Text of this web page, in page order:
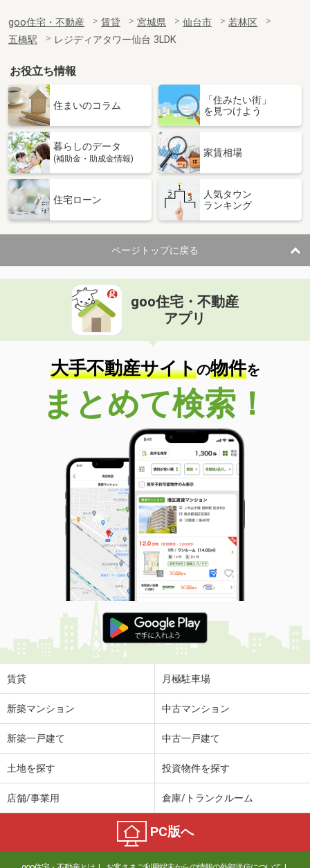
goo住宅・不動産 賃貸 宮城県 仙台市
若林区
五橋駅
レジディアタワー仙台 3LDK
お役立ち情報
住まいのコラム
「住みたい街」
を見つけよう
暮らしのデータ
(補助金・助成金情報)
家賃相場
住宅ローン
人気タウン
ランキング
ページトップに戻る
goo住宅・不動産
アプリ
大手不動産サイトの物件を
まとめて検索！
賃貸 月極駐車場
新築マンション 中古マンション
新築一戸建て 中古一戸建て
土地を探す 投資物件を探す
店舗/事業用 倉庫/トランクルーム
PC版へ